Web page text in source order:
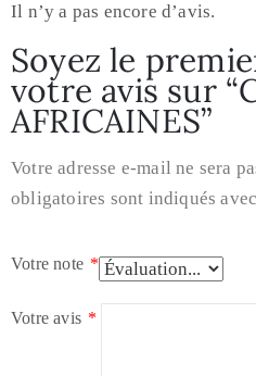
Il n’y a pas encore d’avis.
Soyez le
votre avis sur
AFRICAINES”
Votre adresse e-mail ne sera
obligatoires sont indiqués avec
Votre note *
Votre avis *